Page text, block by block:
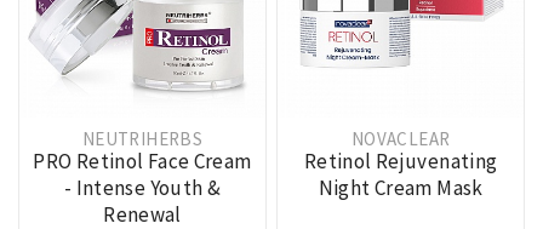
NEUTRIHERBS
PRO Retinol Face Cream
- Intense Youth &
Renewal
NOVACLEAR
Retinol Rejuvenating
Night Cream Mask